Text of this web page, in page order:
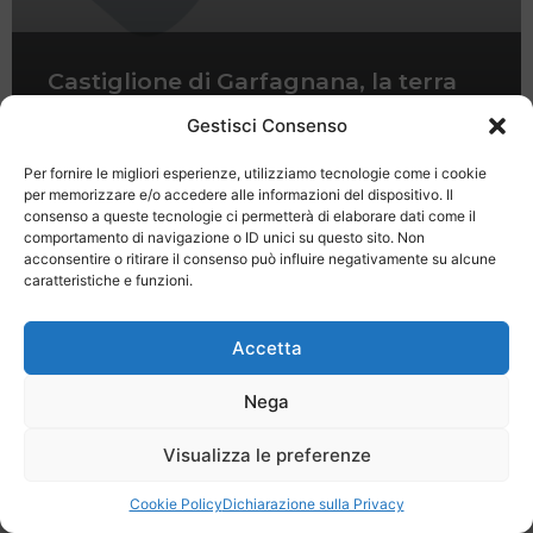
Gestisci Consenso
Per fornire le migliori esperienze, utilizziamo tecnologie come i cookie
per memorizzare e/o accedere alle informazioni del dispositivo. Il
consenso a queste tecnologie ci permetterà di elaborare dati come il
comportamento di navigazione o ID unici su questo sito. Non
acconsentire o ritirare il consenso può influire negativamente su alcune
caratteristiche e funzioni.
Accetta
Nega
Visualizza le preferenze
Cookie PolicyDichiarazione sulla Privacy
Castiglione di Garfagnana, la terra
Last Minute
Registrati Contatti
SPECIALE LAST MINUTE - SH WEB